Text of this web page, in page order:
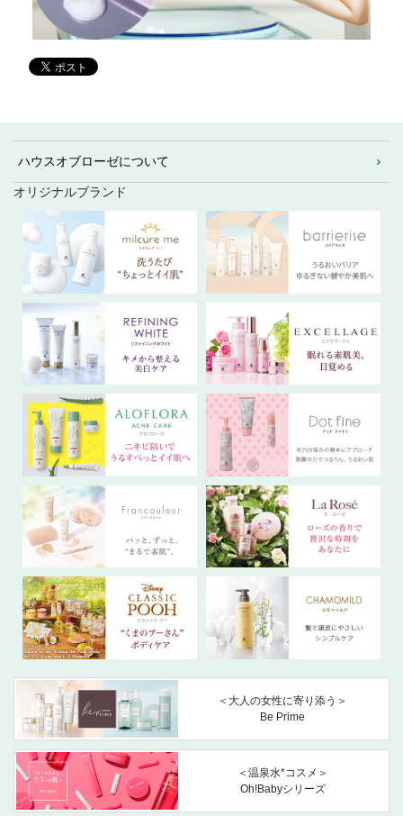
ハウスオブローゼについて
オリジナルブランド
＜大人の女性に寄り添う＞
Be Prime
＜温泉水*コスメ＞
Oh!Babyシリーズ